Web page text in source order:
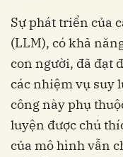
Sự phát triển của
(LLM), có khả
con người, đã đạt
các nhiệm vụ suy
công này phụ
luyện được chú
của mô hình vẫn